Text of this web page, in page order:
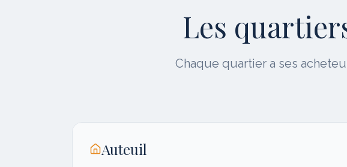
Les
Chaque quartier a ses
Auteuil